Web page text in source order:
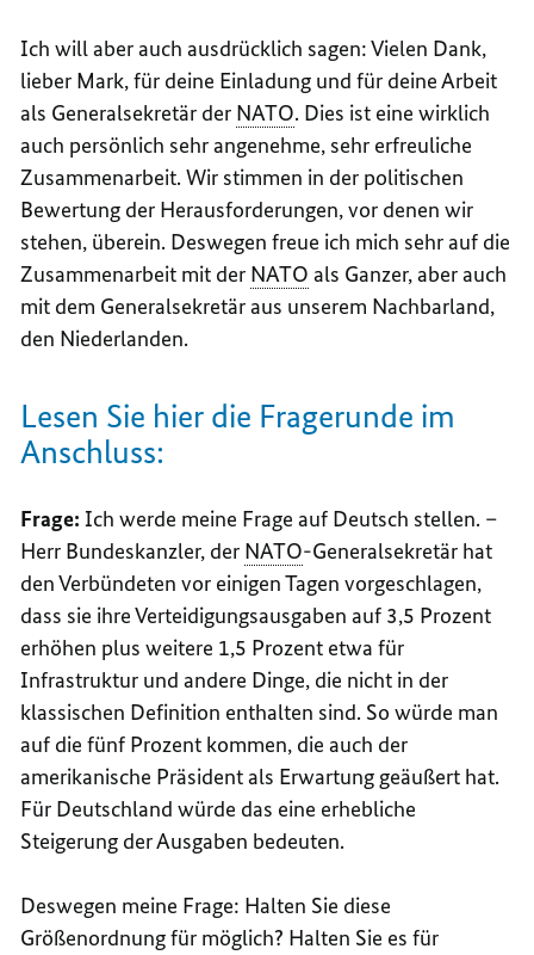
Ich will aber auch ausdrücklich sagen: Vielen Dank,
lieber Mark, für deine Einladung und für deine Arbeit
als Generalsekretär der NATO. Dies ist eine wirklich
auch persönlich sehr angenehme, sehr erfreuliche
Zusammenarbeit. Wir stimmen in der politischen
Bewertung der Herausforderungen, vor denen wir
stehen, überein. Deswegen freue ich mich sehr auf die
Zusammenarbeit mit der NATO als Ganzer, aber auch
mit dem Generalsekretär aus unserem Nachbarland,
den Niederlanden.
Lesen Sie hier die Fragerunde im
Anschluss:
Frage:Ich werde meine Frage auf Deutsch stellen. –
Herr Bundeskanzler, der NATO-Generalsekretär hat
den Verbündeten vor einigen Tagen vorgeschlagen,
dass sie ihre Verteidigungsausgaben auf 3,5 Prozent
erhöhen plus weitere 1,5 Prozent etwa für
Infrastruktur und andere Dinge, die nicht in der
klassischen Definition enthalten sind. So würde man
auf die fünf Prozent kommen, die auch der
amerikanische Präsident als Erwartung geäußert hat.
Für Deutschland würde das eine erhebliche
Steigerung der Ausgaben bedeuten.
Deswegen meine Frage: Halten Sie diese
Größenordnung für möglich? Halten Sie es für